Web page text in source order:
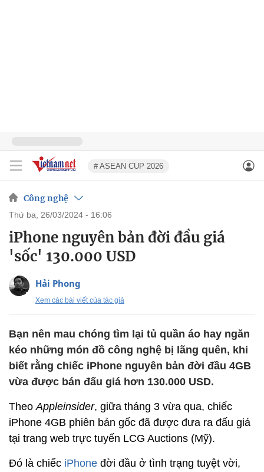
# ASEAN CUP 2026
Công nghệ
thứ ba, 26/03/2024 - 16:06
iPhone nguyên bản đời đầu giá
'sốc' 130.000 USD
Hải Phong
Xem các bài viết của tác giả
Bạn nên mau chóng tìm lại tủ quần áo hay ngăn
kéo những món đồ công nghệ bị lãng quên, khi
biết rằng chiếc iPhone nguyên bản đời đầu 4GB
vừa được bán đấu giá hơn 130.000 USD.
TheoAppleinsider, giữa tháng 3 vừa qua, chiếc
iPhone 4GB phiên bản gốc đã được đưa ra đấu giá
tại trang web trực tuyến LCG Auctions (Mỹ).
Đó là chiếc iPhone đời đầu ở tình trạng tuyệt vời,